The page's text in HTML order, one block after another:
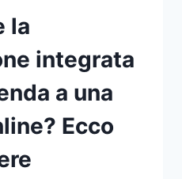
la
integrata
a una
Ecco